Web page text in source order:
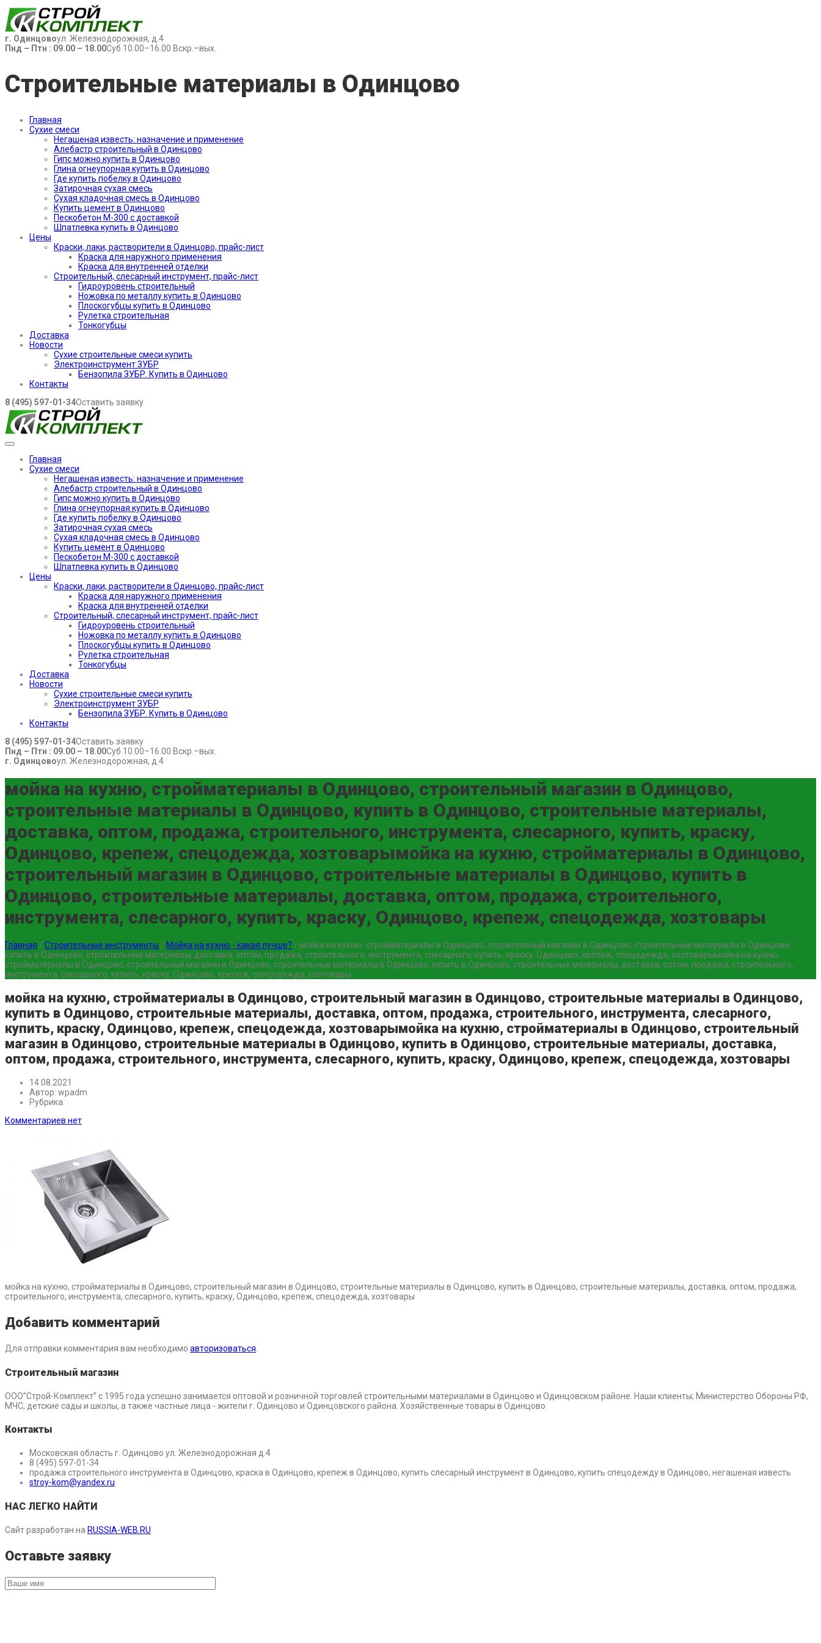
г. Одинцовоул. Железнодорожная, д.4
Пнд – Птн : 09.00 – 18.00Суб 10.00–16.00 Вскр.–вых.
Строительные материалы в Одинцово
Главная
Сухие смеси
Негашеная известь: назначение и применение
Алебастр строительный в Одинцово
Гипс можно купить в Одинцово
Глина огнеупорная купить в Одинцово
Где купить побелку в Одинцово
Затирочная сухая смесь
Сухая кладочная смесь в Одинцово
Купить цемент в Одинцово
Пескобетон М-300 с доставкой
Шпатлевка купить в Одинцово
Цены
Краски, лаки, растворители в Одинцово, прайс-лист
Краска для наружного применения
Краска для внутренней отделки
Строительный, слесарный инструмент, прайс-лист
Гидроуровень строительный
Ножовка по металлу купить в Одинцово
Плоскогубцы купить в Одинцово
Рулетка строительная
Тонкогубцы
Доставка
Новости
Сухие строительные смеси купить
Электроинструмент ЗУБР
Бензопила ЗУБР. Купить в Одинцово
Контакты
8 (495) 597-01-34Оставить заявку
Главная
Сухие смеси
Негашеная известь: назначение и применение
Алебастр строительный в Одинцово
Гипс можно купить в Одинцово
Глина огнеупорная купить в Одинцово
Где купить побелку в Одинцово
Затирочная сухая смесь
Сухая кладочная смесь в Одинцово
Купить цемент в Одинцово
Пескобетон М-300 с доставкой
Шпатлевка купить в Одинцово
Цены
Краски, лаки, растворители в Одинцово, прайс-лист
Краска для наружного применения
Краска для внутренней отделки
Строительный, слесарный инструмент, прайс-лист
Гидроуровень строительный
Ножовка по металлу купить в Одинцово
Плоскогубцы купить в Одинцово
Рулетка строительная
Тонкогубцы
Доставка
Новости
Сухие строительные смеси купить
Электроинструмент ЗУБР
Бензопила ЗУБР. Купить в Одинцово
Контакты
8 (495) 597-01-34Оставить заявку
Пнд – Птн : 09.00 – 18.00Суб 10.00–16.00 Вскр.–вых.
г. Одинцовоул. Железнодорожная, д.4
мойка на кухню, стройматериалы в Одинцово, строительный магазин в Одинцово,
строительные материалы в Одинцово, купить в Одинцово, строительные материалы,
доставка, оптом, продажа, строительного, инструмента, слесарного, купить, краску,
Одинцово, крепеж, спецодежда, хозтоварымойка на кухню, стройматериалы в Одинцово,
строительный магазин в Одинцово, строительные материалы в Одинцово, купить в
Одинцово, строительные материалы, доставка, оптом, продажа, строительного,
инструмента, слесарного, купить, краску, Одинцово, крепеж, спецодежда, хозтовары
Главная / Строительные инструменты / Мойка на кухню - какая лучше? / мойка на кухню, стройматериалы в Одинцово, строительный магазин в Одинцово, строительные материалы в Одинцово,
купить в Одинцово, строительные материалы, доставка, оптом, продажа, строительного, инструмента, слесарного, купить, краску, Одинцово, крепеж, спецодежда, хозтоварымойка на кухню,
стройматериалы в Одинцово, строительный магазин в Одинцово, строительные материалы в Одинцово, купить в Одинцово, строительные материалы, доставка, оптом, продажа, строительного,
инструмента, слесарного, купить, краску, Одинцово, крепеж, спецодежда, хозтовары
мойка на кухню, стройматериалы в Одинцово, строительный магазин в Одинцово, строительные материалы в Одинцово,
купить в Одинцово, строительные материалы, доставка, оптом, продажа, строительного, инструмента, слесарного,
купить, краску, Одинцово, крепеж, спецодежда, хозтоварымойка на кухню, стройматериалы в Одинцово, строительный
магазин в Одинцово, строительные материалы в Одинцово, купить в Одинцово, строительные материалы, доставка,
оптом, продажа, строительного, инструмента, слесарного, купить, краску, Одинцово, крепеж, спецодежда, хозтовары
14.08.2021
Автор: wpadm
Рубрика:
Комментариев нет
мойка на кухню, стройматериалы в Одинцово, строительный магазин в Одинцово, строительные материалы в Одинцово, купить в Одинцово, строительные материалы, доставка, оптом, продажа,
строительного, инструмента, слесарного, купить, краску, Одинцово, крепеж, спецодежда, хозтовары
Добавить комментарий
Для отправки комментария вам необходимо авторизоваться.
Строительный магазин
ООО”Строй-Комплект” с 1995 года успешно занимается оптовой и розничной торговлей строительными материалами в Одинцово и Одинцовском районе. Наши клиенты; Министерство Обороны РФ,
МЧС, детские сады и школы, а также частные лица - жители г. Одинцово и Одинцовского района. Хозяйственные товары в Одинцово
Контакты
Московская область г. Одинцово ул. Железнодорожная д.4
8 (495) 597-01-34
продажа строительного инструмента в Одинцово, краска в Одинцово, крепеж в Одинцово, купить слесарный инструмент в Одинцово, купить спецодежду в Одинцово, негашеная известь
stroy-kom@yandex.ru
НАС ЛЕГКО НАЙТИ
Сайт разработан на RUSSIA-WEB.RU
Оставьте заявку